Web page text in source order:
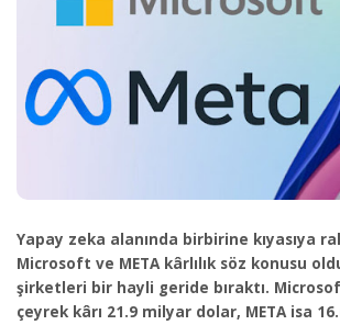
Yapay zeka alanında birbirine kıyasıya
Microsoft ve META kârlılık söz konusu
şirketleri bir hayli geride bıraktı.
çeyrek kârı 21.9 milyar dolar, META isa